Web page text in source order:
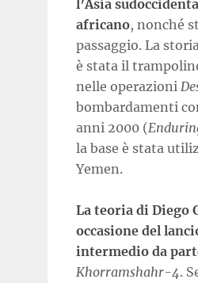
l’Asia
africano, nonché
passaggio. La
è stata il
nelle operazioni
bombardamenti
anni 2000 (
la base è stata
Yemen.
La teoria di Diego
occasione del
intermedio da
Khorramshahr-4.